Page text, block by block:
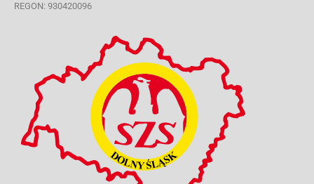
REGON: 930420096